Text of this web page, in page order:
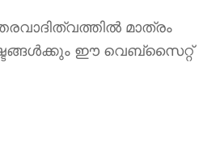
മാത്രം
ഈ വെബ്സൈറ്റ്